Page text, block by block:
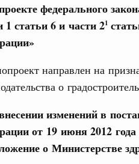
федерального
1 статьи 6 и части 21
направлен на
о
изменений в
от 19 июня 2012
о Министерстве
(2026 год,